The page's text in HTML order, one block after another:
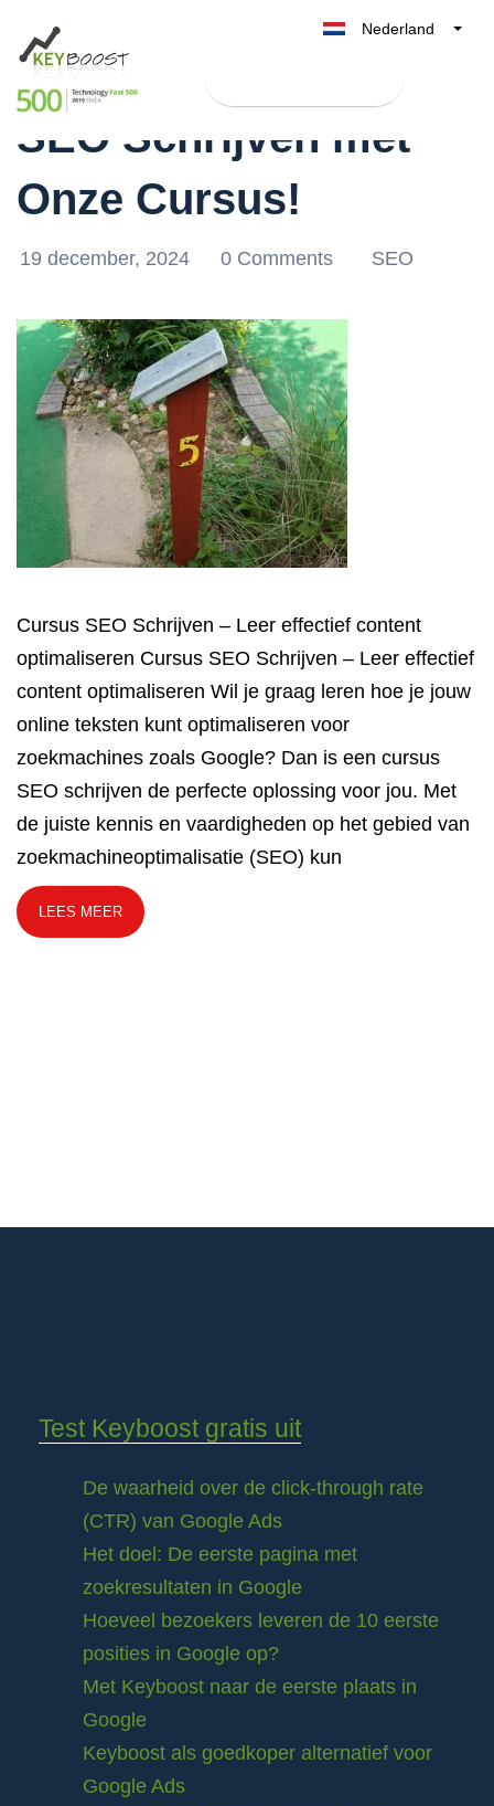
Nederland
België
Italia
Ontdek de Kracht van
SEO Schrijven met
Onze Cursus!
19 december, 2024 0 Comments SEO
Cursus SEO Schrijven – Leer effectief content
optimaliseren Cursus SEO Schrijven – Leer effectief
content optimaliseren Wil je graag leren hoe je jouw
online teksten kunt optimaliseren voor
zoekmachines zoals Google? Dan is een cursus
SEO schrijven de perfecte oplossing voor jou. Met
de juiste kennis en vaardigheden op het gebied van
zoekmachineoptimalisatie (SEO) kun
LEES MEER
Test Keyboost gratis uit
De waarheid over de click-through rate
(CTR) van Google Ads
Het doel: De eerste pagina met
zoekresultaten in Google
Hoeveel bezoekers leveren de 10 eerste
posities in Google op?
Met Keyboost naar de eerste plaats in
Google
Keyboost als goedkoper alternatief voor
Google Ads